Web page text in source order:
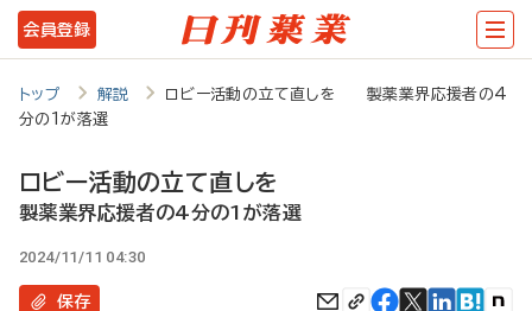
メ
イ
テ
ツ
会員登録
トップ 解説
ロビー活動の立て直しを 製薬業界応援者の4
分の1が落選
ロビー活動の立て直しを
製薬業界応援者の4分の1が落選
2024/11/11 04:30
保存